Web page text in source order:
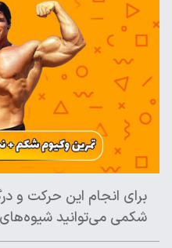
برای انجام این حرکت و
شکمی می‌توانید